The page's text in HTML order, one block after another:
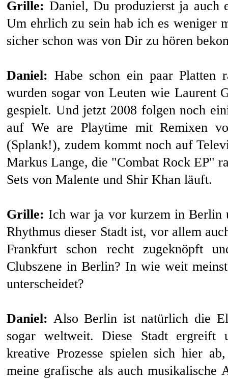
Grille: Daniel, Du produzierst ja auch
Um ehrlich zu sein hab ich es weniger
sicher schon was von Dir zu hören
Daniel: Habe schon ein paar Platten
wurden sogar von Leuten wie Laurent
gespielt. Und jetzt 2008 folgen noch
auf We are Playtime mit Remixen
(Splank!), zudem kommt noch auf
Markus Lange, die "Combat Rock EP"
Sets von Malente und Shir Khan läuft.
Grille: Ich war ja vor kurzem in Berlin
Rhythmus dieser Stadt ist, vor allem
Frankfurt schon recht zugeknöpft
Clubszene in Berlin? In wie weit
unterscheidet?
Daniel: Also Berlin ist natürlich die
sogar weltweit. Diese Stadt ergreift
kreative Prozesse spielen sich hier
meine grafische als auch